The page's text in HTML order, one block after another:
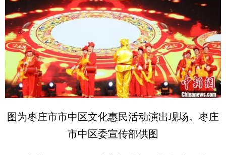
图为枣庄市市中区文化惠民活动演出现场。枣庄
市中区委宣传部供图